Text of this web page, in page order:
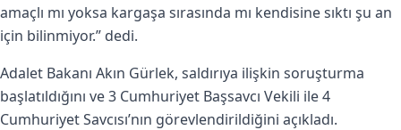
amaçlı mı yoksa kargaşa sırasında mı kendisine sıktı şu an
için bilinmiyor.” dedi.
Adalet Bakanı Akın Gürlek, saldırıya ilişkin soruşturma
başlatıldığını ve 3 Cumhuriyet Başsavcı Vekili ile 4
Cumhuriyet Savcısı’nın görevlendirildiğini açıkladı.